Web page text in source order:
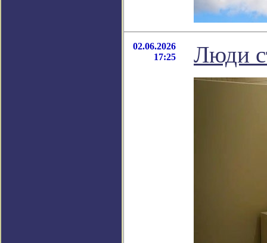
02.06.2026
17:25
Люди